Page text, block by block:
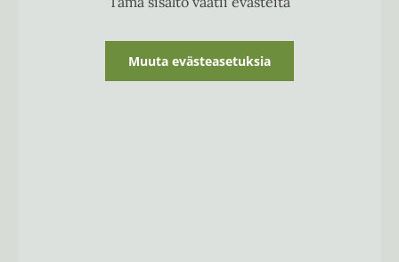
Muuta evästeasetuksia